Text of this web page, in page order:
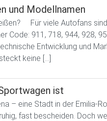
und Modellnamen
Für viele Autofans
Code: 911, 718, 944, 928,
Entwicklung und
keine […]
ist
– eine Stadt in der Emilia-
fast bescheiden. Doch